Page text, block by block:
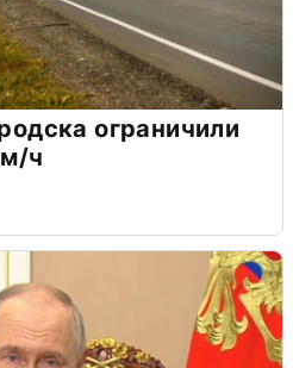
ограничили
ч